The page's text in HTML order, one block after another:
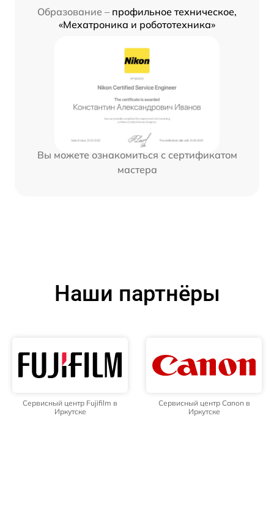
Образование – профильное техническое,
«Мехатроника и робототехника»
Вы можете ознакомиться с сертификатом
мастера
Наши партнёры
Сервисный центр Fujifilm в
Иркутске
Сервисный центр Canon в
Иркутске